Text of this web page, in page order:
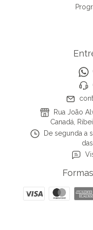
Rua João
Canadá,
De segunda a